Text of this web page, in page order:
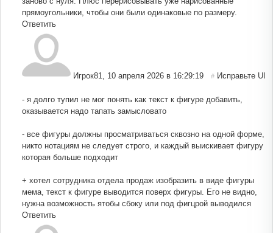
прямоугольники, чтобы они были одинаковые по размеру.
Ответить
Игрок81, 10 апреля 2026 в 16:29:19 # Исправьте UI
- я долго тупил не мог понять как текст к фигуре добавить,
оказывается надо тапать замысловато
- все фигуры должны просматриваться сквозно на одной форме,
никто нотациям не следует строго, и каждый выискивает фигуру
которая больше подходит
+ хотел сотрудника отдела продаж изобразить в виде фигуры
мема, текст к фигуре выводится поверх фигуры. Его не видно,
нужна возможность ятобы сбоку или под фигцрой выводился
Ответить